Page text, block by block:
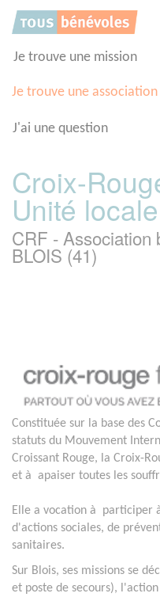
Je trouve une mission
Je trouve une association
J'ai une question
Croix-
Unité
CRF - Association
BLOIS (41)
Constituée sur la base des
statuts du Mouvement
Croissant Rouge, la Croix-
et à apaiser toutes les
Elle a vocation à participer
d'actions sociales, de
sanitaires.
Sur Blois, ses missions se
et poste de secours),
Panneau de gestion des cookies